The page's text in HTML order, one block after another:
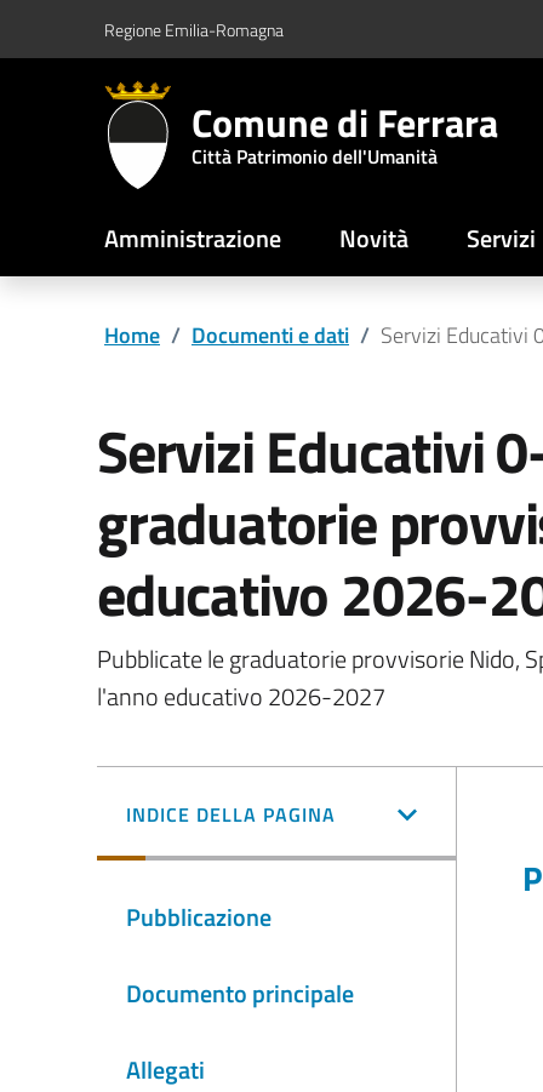
Vai al contenuto principale
Vai al footerRegione Emilia-Romagna
Comune di Ferrara
Città Patrimonio dell'Umanità
Amministrazione Novità Servizi
Home / Documenti e dati / Servizi Educativi
Servizi Educativi
graduatorie
educativo 2026-
Pubblicate le graduatorie provvisorie Nido,
l'anno educativo 2026-2027
INDICE DELLA PAGINA
Pubblicazione
Documento principale
Allegati